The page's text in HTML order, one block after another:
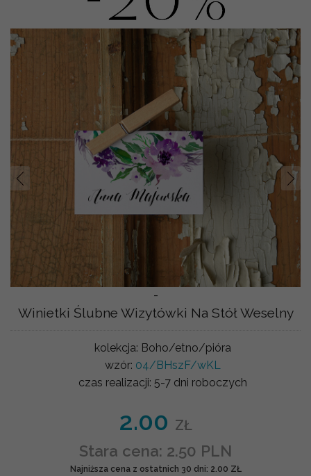
-
Prev
Winietki Ślubne Wizytówki Na Stół Weselny
kolekcja: Boho/etno/pióra
wzór: 04/BHszF/wKL
czas realizacji: 5-7 dni roboczych
2.00 ZŁ
Stara cena: 2.50 PLN
Najniższa cena z ostatnich 30 dni: 2.00 ZŁ